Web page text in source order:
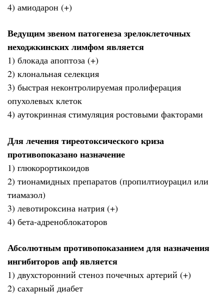
4) амиодарон (+)
Ведущим звеном патогенеза зрелоклеточных
неходжкинских лимфом является
1) блокада апоптоза (+)
2) клональная селекция
3) быстрая неконтролируемая пролиферация
опухолевых клеток
4) аутокринная стимуляция ростовыми факторами
Для лечения тиреотоксического криза
противопоказано назначение
1) глюкорортикоидов
2) тионамидных препаратов (пропилтиоурацил или
тиамазол)
3) левотироксина натрия (+)
4) бета-адреноблокаторов
Абсолютным противопоказанием для назначения
ингибиторов апф является
1) двухсторонний стеноз почечных артерий (+)
2) сахарный диабет